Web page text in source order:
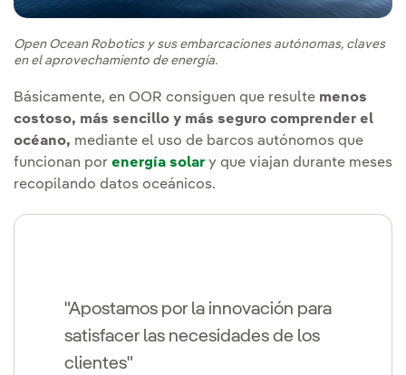
Open Ocean Robotics y sus embarcaciones autónomas, claves
en el aprovechamiento de energía.
Básicamente, en OOR consiguen que resulte menos
costoso, más sencillo y más seguro comprender el
océano, mediante el uso de barcos autónomos que
funcionan por energía solar y que viajan durante meses
recopilando datos oceánicos.
"Apostamos por la innovación para
satisfacer las necesidades de los
clientes"